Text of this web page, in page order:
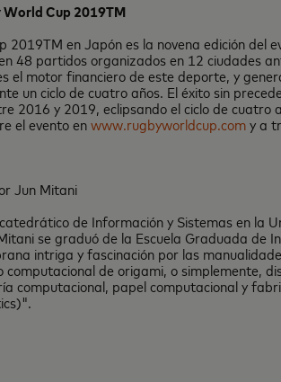
World Cup 2019TM
2019TM en Japón es la novena edición del
48 partidos organizados en 12 ciudades
el motor financiero de este deporte, y
un ciclo de cuatro años. El éxito sin
2016 y 2019, eclipsando el ciclo de
el evento enwww.rugbyworldcup.comy a
Jun Mitani
de Información y Sistemas en la
se graduó de la Escuela Graduada de
intriga y fascinación por las
computacional de origami, o simplemente,
computacional, papel computacional y